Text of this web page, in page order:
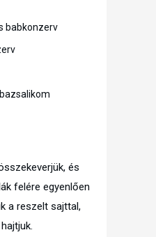
babkonzerv
és
felére egyenlően
a reszelt sajttal,